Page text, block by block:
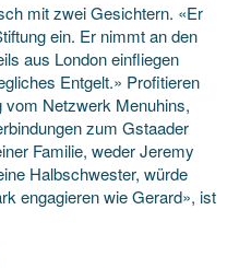
mit zwei Gesichtern. «Er
ein. Er nimmt an den
aus London einfliegen
Entgelt.» Profitieren
vom Netzwerk Menuhins,
zum Gstaader
Familie, weder Jeremy
Halbschwester, würde
engagieren wie Gerard», ist